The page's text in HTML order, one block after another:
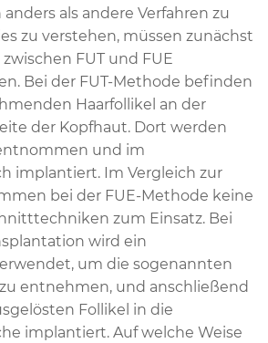
als andere Verfahren zu
zu verstehen, müssen zunächst
FUT und FUE
Bei der FUT-Methode befinden
Haarfollikel an der
der Kopfhaut. Dort werden
und im
implantiert. Im Vergleich zur
bei der FUE-Methode keine
zum Einsatz. Bei
wird ein
um die sogenannten
entnehmen, und anschließend
Follikel in die
implantiert. Auf welche Weise